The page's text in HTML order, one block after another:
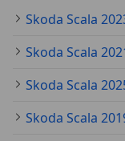
Skoda Scala
Skoda Scala
Skoda Scala
Skoda Scala